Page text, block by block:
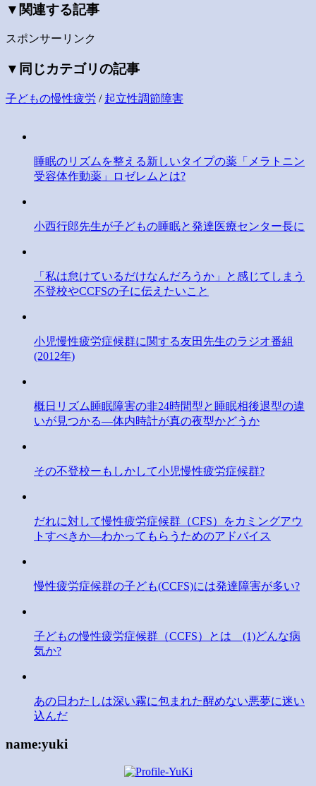
▼関連する記事
スポンサーリンク
▼同じカテゴリの記事
子どもの慢性疲労 / 起立性調節障害
睡眠のリズムを整える新しいタイプの薬「メラトニン
受容体作動薬」ロゼレムとは?
小西行郎先生が子どもの睡眠と発達医療センター長に
「私は怠けているだけなんだろうか」と感じてしまう
不登校やCCFSの子に伝えたいこと
小児慢性疲労症候群に関する友田先生のラジオ番組
(2012年)
概日リズム睡眠障害の非24時間型と睡眠相後退型の違
いが見つかる―体内時計が真の夜型かどうか
その不登校ーもしかして小児慢性疲労症候群?
だれに対して慢性疲労症候群（CFS）をカミングアウ
トすべきか―わかってもらうためのアドバイス
慢性疲労症候群の子ども(CCFS)には発達障害が多い?
子どもの慢性疲労症候群（CCFS）とは (1)どんな病
気か?
あの日わたしは深い霧に包まれた醒めない悪夢に迷い
込んだ
name:yuki